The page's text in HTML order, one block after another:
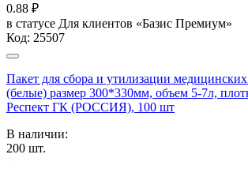
0.88 ₽
в статусе Для клиентов «Базис Премиум»
Код: 25507
Пакет для сбора и утилизации
(белые) размер 300*330мм, объем 5-7л,
Респект ГК (РОССИЯ), 100 шт
В наличии:
200 шт.